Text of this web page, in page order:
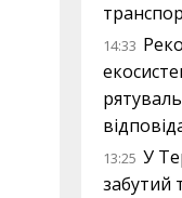
14:33
13:25 У
забутий